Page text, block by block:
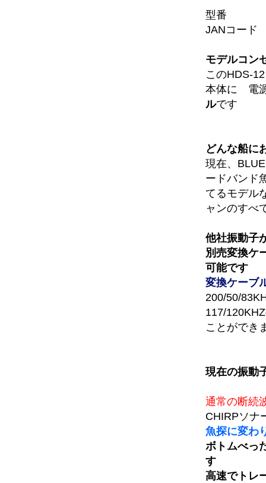
型番
JANコー
モデルコン
このHDS-
本体に 電
ルです
どんな船に
現在、
ードバンド
てるモデル
ャンのすべ
他社振動子
別売変換ケ
可能です
変換ケーブ
200/50/
117/
ことができ
現在の振動
通常の断続
CHIRPソナ
魚探に変わ
ボトムべっ
す
高速でトレ